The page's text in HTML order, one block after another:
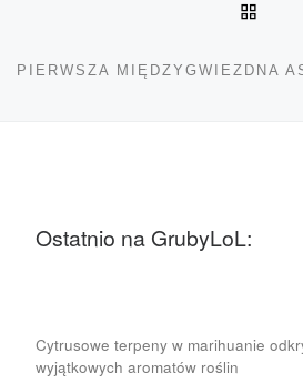
Ostatnio na GrubyLoL:
Cytrusowe terpeny w marihuanie
wyjątkowych aromatów roślin